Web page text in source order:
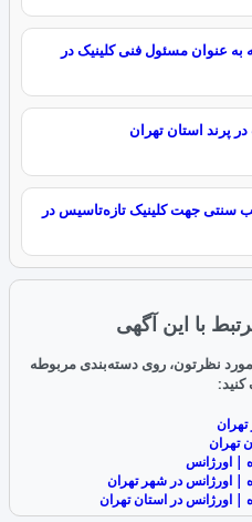
عنوان مسئول فنی کلینیک در
استان تهران
جهت کلینیک تازه‌تاسیس در
با این آگهی
نظرتون، روی دسته‌بندی مربوطه
کنید:
تهران
| اورژانس
| اورژانس در شهر تهران
| اورژانس در استان تهران